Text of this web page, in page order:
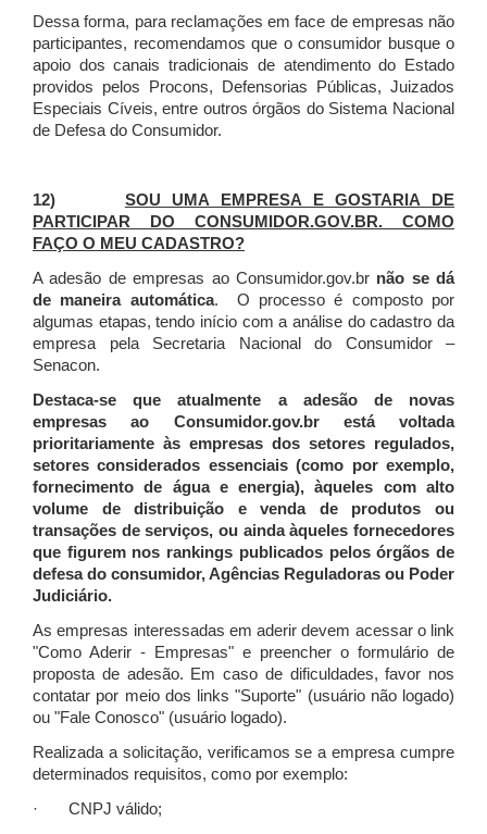
Dessa forma, para reclamações em face de empresas não
participantes, recomendamos que o consumidor busque o
apoio dos canais tradicionais de atendimento do Estado
providos pelos Procons, Defensorias Públicas, Juizados
Especiais Cíveis, entre outros órgãos do Sistema Nacional
de Defesa do Consumidor.
12) SOU UMA EMPRESA E GOSTARIA DE
PARTICIPAR DO CONSUMIDOR.GOV.BR. COMO
FAÇO O MEU CADASTRO?
A adesão de empresas ao Consumidor.gov.br não se dá
de maneira automática. O processo é composto por
algumas etapas, tendo início com a análise do cadastro da
empresa pela Secretaria Nacional do Consumidor –
Senacon.
Destaca-se que atualmente a adesão de novas
empresas ao Consumidor.gov.br está voltada
prioritariamente às empresas dos setores regulados,
setores considerados essenciais (como por exemplo,
fornecimento de água e energia), àqueles com alto
volume de distribuição e venda de produtos ou
transações de serviços, ou ainda àqueles fornecedores
que figurem nos rankings publicados pelos órgãos de
defesa do consumidor, Agências Reguladoras ou Poder
Judiciário.
As empresas interessadas em aderir devem acessar o link
"Como Aderir - Empresas" e preencher o formulário de
proposta de adesão. Em caso de dificuldades, favor nos
contatar por meio dos links "Suporte" (usuário não logado)
ou "Fale Conosco" (usuário logado).
Realizada a solicitação, verificamos se a empresa cumpre
determinados requisitos, como por exemplo:
· CNPJ válido;